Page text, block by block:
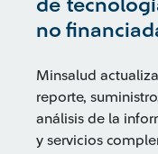
de
no
Minsalud
reporte,
análisis de la
y servicios